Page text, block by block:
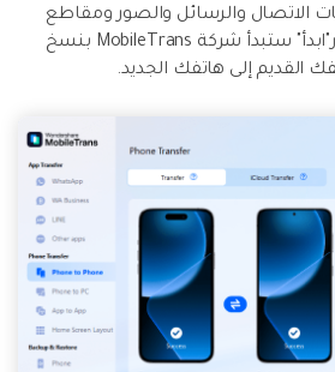
الاتصال والرسائل والصور ومقاطع
الفيديو وغيرها انقر على زر"ابدأ" ستبدأ شركة MobileTrans بنسخ
القديم إلى هاتفك الجديد.